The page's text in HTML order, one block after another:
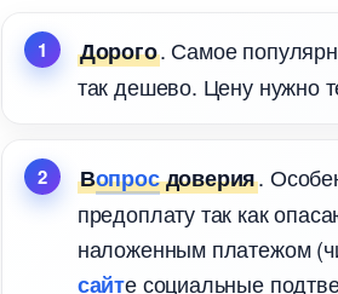
Дорого. Самое
так дешево. Цену нужно
опросдоверия.
предоплату так как
наложенным платежом
сайте социальные